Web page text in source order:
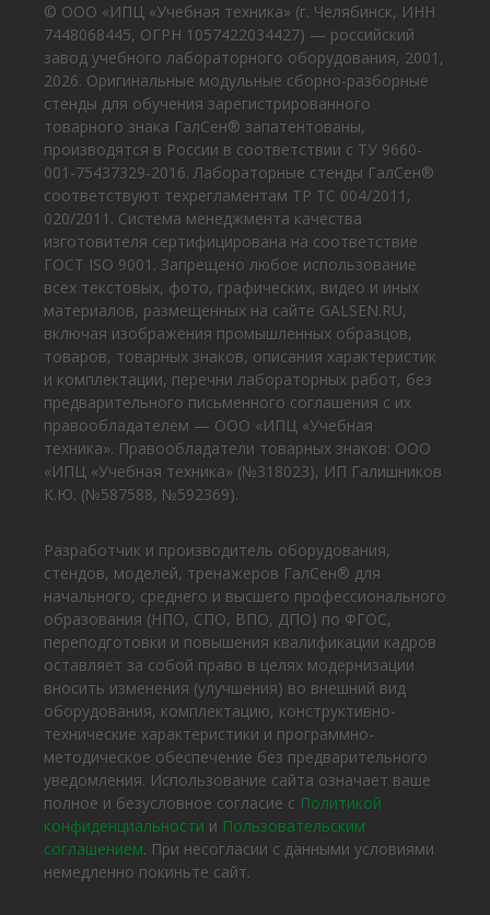
© ООО «ИПЦ «Учебная техника» (г. Челябинск, ИНН
7448068445, ОГРН 1057422034427) — российский
завод учебного лабораторного оборудования, 2001,
2026. Оригинальные модульные сборно-разборные
стенды для обучения зарегистрированного
товарного знака ГалСен® запатентованы,
производятся в России в соответствии с ТУ 9660-
001-75437329-2016. Лабораторные стенды ГалСен®
соответствуют техрегламентам ТР ТС 004/2011,
020/2011. Система менеджмента качества
изготовителя сертифицирована на соответствие
ГОСТ ISO 9001. Запрещено любое использование
всех текстовых, фото, графических, видео и иных
материалов, размещенных на сайте GALSEN.RU,
включая изображения промышленных образцов,
товаров, товарных знаков, описания характеристик
и комплектации, перечни лабораторных работ, без
предварительного письменного соглашения с их
правообладателем — ООО «ИПЦ «Учебная
техника». Правообладатели товарных знаков: ООО
«ИПЦ «Учебная техника» (№318023), ИП Галишников
К.Ю. (№587588, №592369).
Разработчик и производитель оборудования,
стендов, моделей, тренажеров ГалСен® для
начального, среднего и высшего профессионального
образования (НПО, СПО, ВПО, ДПО) по ФГОС,
переподготовки и повышения квалификации кадров
оставляет за собой право в целях модернизации
вносить изменения (улучшения) во внешний вид
оборудования, комплектацию, конструктивно-
технические характеристики и программно-
методическое обеспечение без предварительного
уведомления. Использование сайта означает ваше
полное и безусловное согласие с Политикой
конфиденциальности и Пользовательским
соглашением. При несогласии с данными условиями
немедленно покиньте сайт.